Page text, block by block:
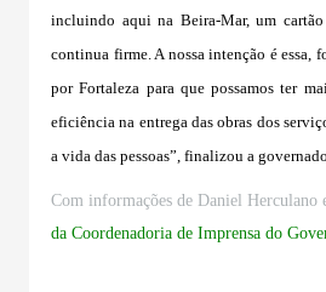
incluindo aqui na Beira-Mar, um
continua firme. A nossa intenção é essa,
por Fortaleza para que possamos ter
eficiência na entrega das obras dos
a vida das pessoas”, finalizou a
Com informações de Daniel Herculano
da Coordenadoria de Imprensa do